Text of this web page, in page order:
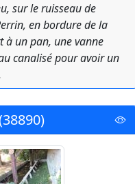
sur le ruisseau de
en bordure de la
à un pan, une vanne
canalisé pour avoir un